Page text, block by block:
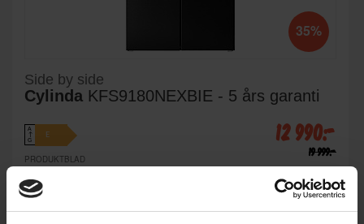
35%
Side by side
Cylinda KFS9180NEXBIE - 5 års garanti
A
↑
G
E
PRODUKTBLAD
Höjd (cm): 179
Bredd (cm): 84
12 990:-
19 999:-
I lager